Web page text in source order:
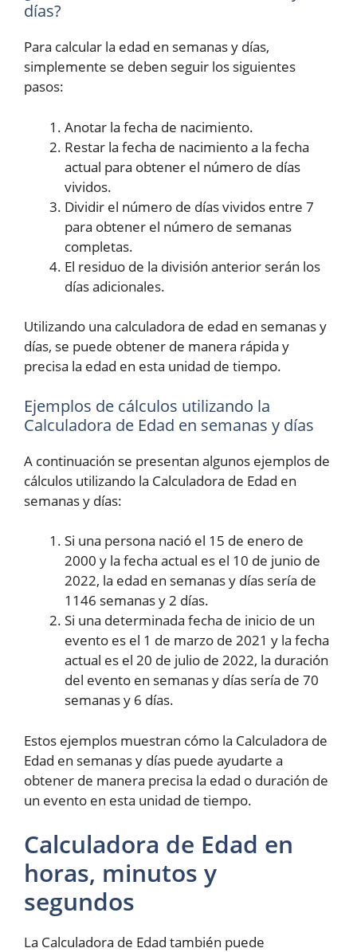
días?
Para calcular la edad en semanas y días,
simplemente se deben seguir los siguientes
pasos:
Anotar la fecha de nacimiento.
Restar la fecha de nacimiento a la fecha
actual para obtener el número de días
vividos.
Dividir el número de días vividos entre 7
para obtener el número de semanas
completas.
El residuo de la división anterior serán los
días adicionales.
Utilizando una calculadora de edad en semanas y
días, se puede obtener de manera rápida y
precisa la edad en esta unidad de tiempo.
Ejemplos de cálculos utilizando la
Calculadora de Edad en semanas y días
A continuación se presentan algunos ejemplos de
cálculos utilizando la Calculadora de Edad en
semanas y días:
Si una persona nació el 15 de enero de
2000 y la fecha actual es el 10 de junio de
2022, la edad en semanas y días sería de
1146 semanas y 2 días.
Si una determinada fecha de inicio de un
evento es el 1 de marzo de 2021 y la fecha
actual es el 20 de julio de 2022, la duración
del evento en semanas y días sería de 70
semanas y 6 días.
Estos ejemplos muestran cómo la Calculadora de
Edad en semanas y días puede ayudarte a
obtener de manera precisa la edad o duración de
un evento en esta unidad de tiempo.
Calculadora de Edad en
horas, minutos y
segundos
La Calculadora de Edad también puede